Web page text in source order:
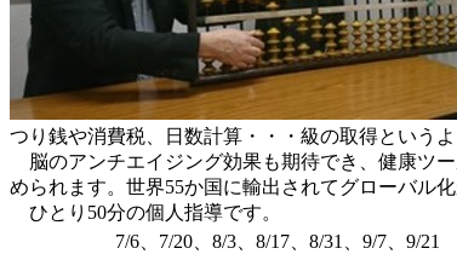
つり銭や消費税、日数計算・・・級の取得という
脳のアンチエイジング効果も期待でき、健康ツ
められます。世界55か国に輸出されてグローバル
ひとり50分の個人指導です。
7/6、7/20、8/3、8/17、8/31、9/7、9/21